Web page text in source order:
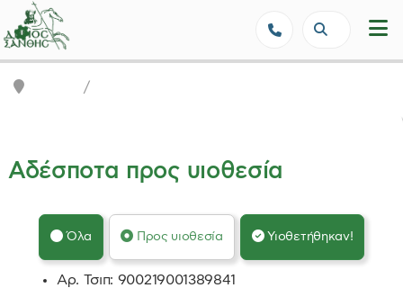
Δήμος Ξάνθης - Επίσημη
Αδέσποτα προς υιοθεσία
Όλα Προς υιοθεσία Υιοθετήθηκαν!
Αρ. Τσιπ: 900219001389841